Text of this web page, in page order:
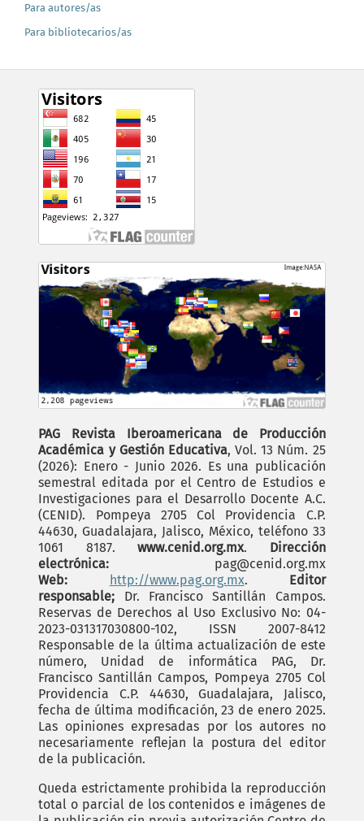
Para autores/as
Para bibliotecarios/as
PAG Revista Iberoamericana de Producción
Académica y Gestión Educativa, Vol. 13 Núm. 25
(2026): Enero - Junio 2026. Es una publicación
semestral editada por el Centro de Estudios e
Investigaciones para el Desarrollo Docente A.C.
(CENID). Pompeya 2705 Col Providencia C.P.
44630, Guadalajara, Jalisco, México, teléfono 33
1061 8187.www.cenid.org.mx. Dirección
electrónica: pag@cenid.org.mx
Web:
http://www.pag.org.mx.
Editor
responsable; Dr. Francisco Santillán Campos.
Reservas de Derechos al Uso Exclusivo No: 04-
2023-031317030800-102, ISSN 2007-8412
Responsable de la última actualización de este
número, Unidad de informática PAG, Dr.
Francisco Santillán Campos, Pompeya 2705 Col
Providencia C.P. 44630, Guadalajara, Jalisco,
fecha de última modificación, 23 de enero 2025.
Las opiniones expresadas por los autores no
necesariamente reflejan la postura del editor
de la publicación.
Queda estrictamente prohibida la reproducción
total o parcial de los contenidos e imágenes de